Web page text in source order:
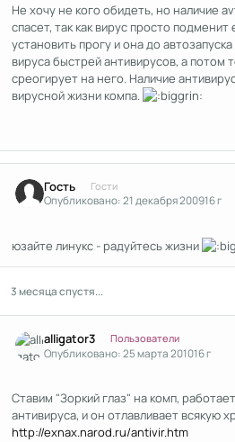
Не хочу не кого обидеть, но наличие
спасет, так как вирус просто
установить прогу и она до
вируса быстрей антивирусов, а потом
среогирует на него. Наличие
вирусной жизни компа.
Гость Гости
Опубликовано:21 декабря 200916 г
юзайте линукс - радуйтесь жизни
3 месяца спустя...
alligator3 Пользователи
Опубликовано:25 марта 201016 г
Ставим "Зоркий глаз" на комп,
антивируса, и он отлавливает всякую
http://exnax.narod.ru/antivir.htm